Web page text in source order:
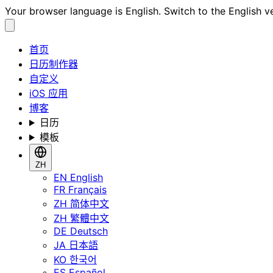
Your browser language is English. Switch to the English
首页
日历制作器
自定义
iOS 应用
博客
日历
模板
ZH
EN English
FR Français
ZH 简体中文
ZH 繁體中文
DE Deutsch
JA 日本語
KO 한국어